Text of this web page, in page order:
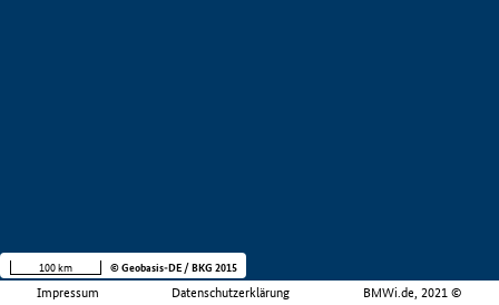
Impressum Datenschutzerklärung BMWi.de, 2021 ©
100 km © Geobasis-DE / BKG 2015